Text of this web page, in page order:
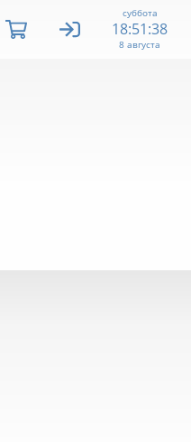
суббота
18:51:38
8 августа